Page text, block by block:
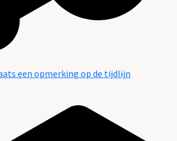
een opmerking op de tijdlijn